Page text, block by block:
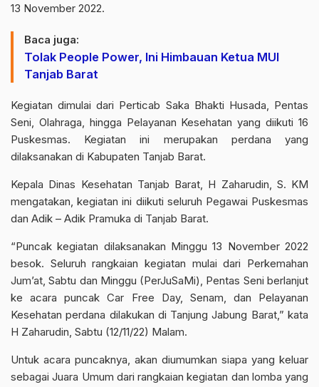
13 November 2022.
Baca juga:
Tolak People Power, Ini Himbauan Ketua MUI
Tanjab Barat
Kegiatan dimulai dari Perticab Saka Bhakti Husada, Pentas
Seni, Olahraga, hingga Pelayanan Kesehatan yang diikuti 16
Puskesmas. Kegiatan ini merupakan perdana yang
dilaksanakan di Kabupaten Tanjab Barat.
Kepala Dinas Kesehatan Tanjab Barat, H Zaharudin, S. KM
mengatakan, kegiatan ini diikuti seluruh Pegawai Puskesmas
dan Adik – Adik Pramuka di Tanjab Barat.
“Puncak kegiatan dilaksanakan Minggu 13 November 2022
besok. Seluruh rangkaian kegiatan mulai dari Perkemahan
Jum’at, Sabtu dan Minggu (PerJuSaMi), Pentas Seni berlanjut
ke acara puncak Car Free Day, Senam, dan Pelayanan
Kesehatan perdana dilakukan di Tanjung Jabung Barat,” kata
H Zaharudin, Sabtu (12/11/22) Malam.
Untuk acara puncaknya, akan diumumkan siapa yang keluar
sebagai Juara Umum dari rangkaian kegiatan dan lomba yang